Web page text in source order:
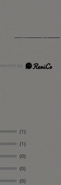
(1)
(1)
(0)
(0)
(0)